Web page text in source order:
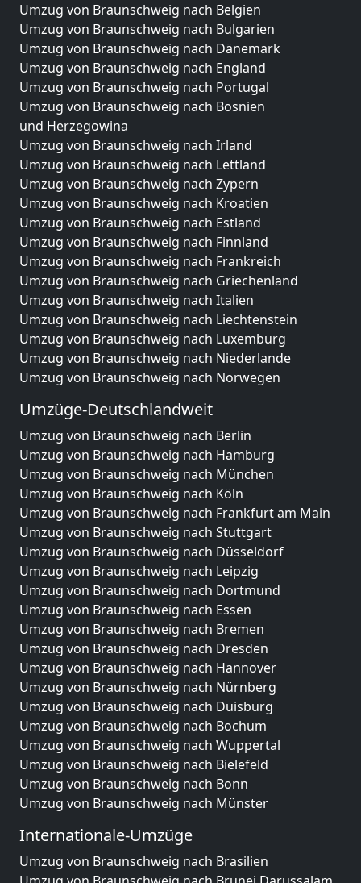
Umzug von Braunschweig nach Belgien
Umzug von Braunschweig nach Bulgarien
Umzug von Braunschweig nach Dänemark
Umzug von Braunschweig nach England
Umzug von Braunschweig nach Portugal
Umzug von Braunschweig nach Bosnien
und Herzegowina
Umzug von Braunschweig nach Irland
Umzug von Braunschweig nach Lettland
Umzug von Braunschweig nach Zypern
Umzug von Braunschweig nach Kroatien
Umzug von Braunschweig nach Estland
Umzug von Braunschweig nach Finnland
Umzug von Braunschweig nach Frankreich
Umzug von Braunschweig nach Griechenland
Umzug von Braunschweig nach Italien
Umzug von Braunschweig nach Liechtenstein
Umzug von Braunschweig nach Luxemburg
Umzug von Braunschweig nach Niederlande
Umzug von Braunschweig nach Norwegen
Umzüge-Deutschlandweit
Umzug von Braunschweig nach Berlin
Umzug von Braunschweig nach Hamburg
Umzug von Braunschweig nach München
Umzug von Braunschweig nach Köln
Umzug von Braunschweig nach Frankfurt am Main
Umzug von Braunschweig nach Stuttgart
Umzug von Braunschweig nach Düsseldorf
Umzug von Braunschweig nach Leipzig
Umzug von Braunschweig nach Dortmund
Umzug von Braunschweig nach Essen
Umzug von Braunschweig nach Bremen
Umzug von Braunschweig nach Dresden
Umzug von Braunschweig nach Hannover
Umzug von Braunschweig nach Nürnberg
Umzug von Braunschweig nach Duisburg
Umzug von Braunschweig nach Bochum
Umzug von Braunschweig nach Wuppertal
Umzug von Braunschweig nach Bielefeld
Umzug von Braunschweig nach Bonn
Umzug von Braunschweig nach Münster
Internationale-Umzüge
Umzug von Braunschweig nach Brasilien